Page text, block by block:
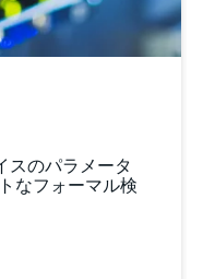
スのパラメータ
なフォーマル検